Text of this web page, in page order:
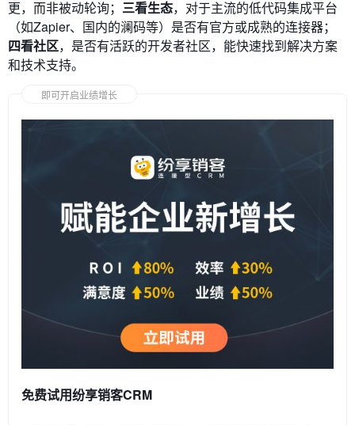
更，而非被动轮询； 三看生态，对于主流的低代码集成平台
（如Zapier、国内的澜码等）是否有官方或成熟的连接器；
四看社区，是否有活跃的开发者社区，能快速找到解决方案
和技术支持。
即可开启业绩增长
免费试用纷享销客CRM